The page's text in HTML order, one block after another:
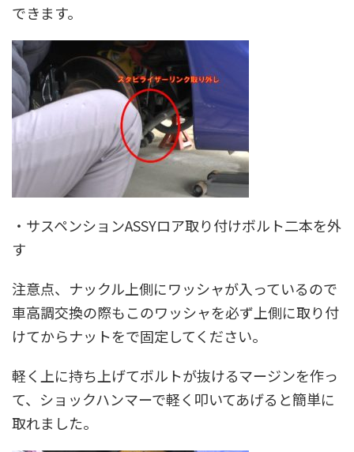
できます。
・サスペンションASSYロア取り付けボルト二本を外
す
注意点、ナックル上側にワッシャが入っているので
車高調交換の際もこのワッシャを必ず上側に取り付
けてからナットをで固定してください。
軽く上に持ち上げてボルトが抜けるマージンを作っ
て、ショックハンマーで軽く叩いてあげると簡単に
取れました。